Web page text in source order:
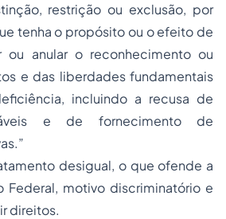
restrição ou exclusão, por
tenha o propósito ou o efeito de
ou anular o reconhecimento ou
e das liberdades fundamentais
incluindo a recusa de
e de fornecimento de
desigual, o que ofende a
Federal, motivo discriminatório e
direitos.